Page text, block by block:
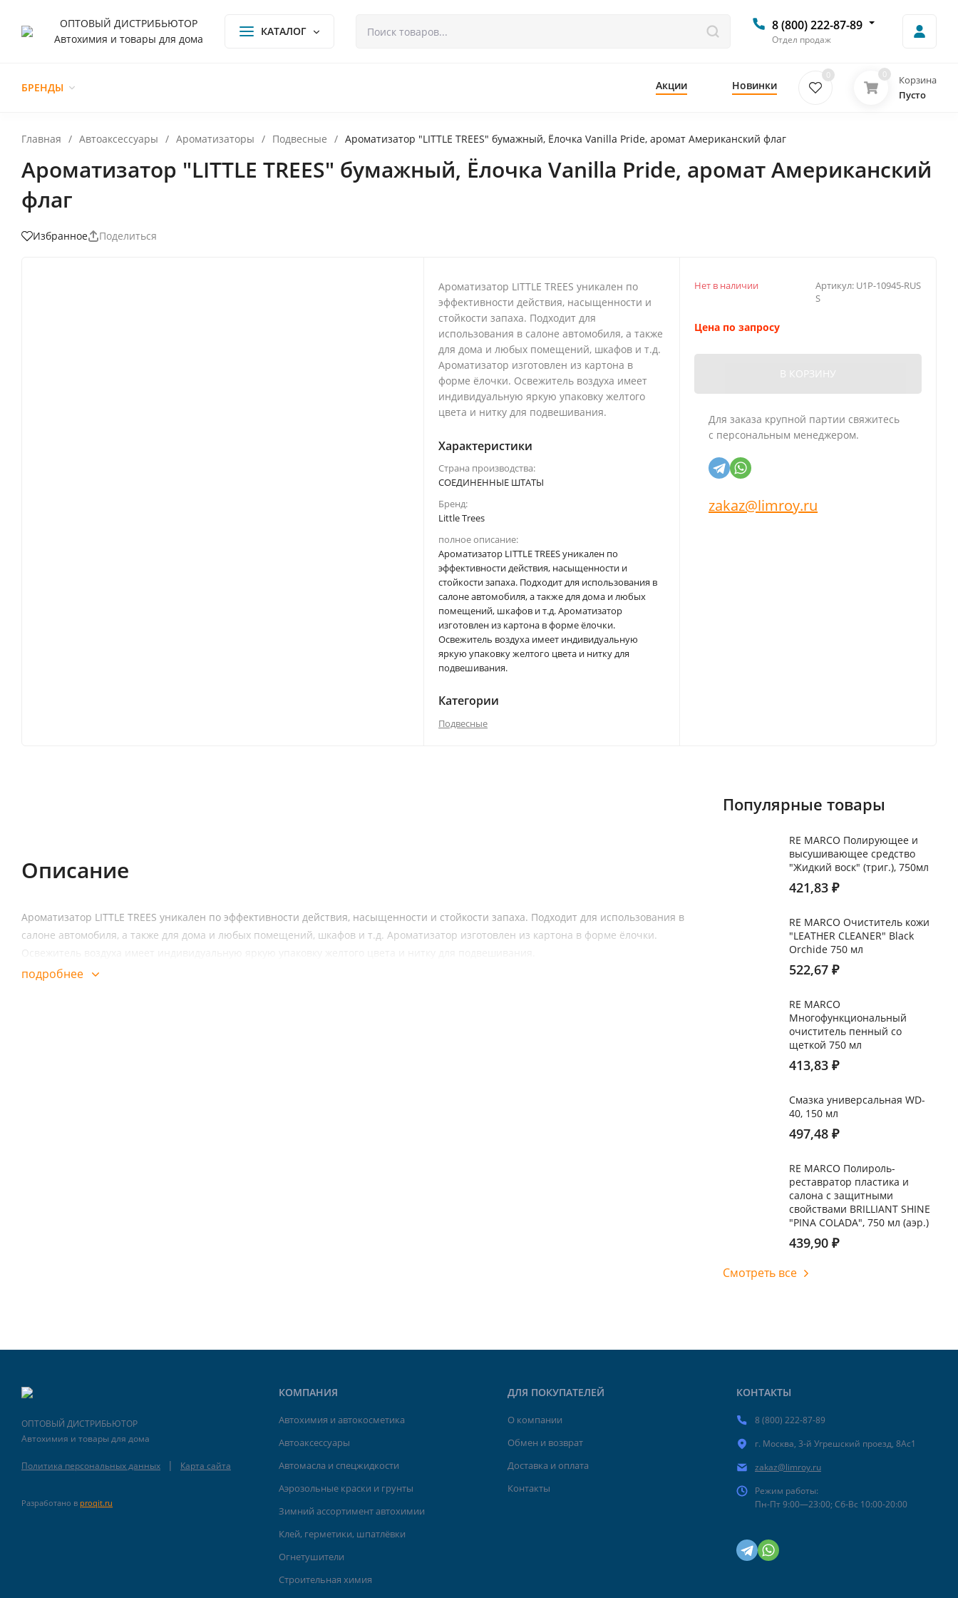
ОПТОВЫЙ ДИСТРИБЬЮТОР
Автохимия и товары для дома
КАТАЛОГ 8 (800) 222-87-89
Отдел продаж
БРЕНДЫ Акции Новинки
0 0
Корзина
Пусто
Главная / Автоаксессуары / Ароматизаторы / Подвесные / Ароматизатор "LITTLE TREES" бумажный, Ёлочка Vanilla Pride, аромат Американский флаг
Ароматизатор "LITTLE TREES" бумажный, Ёлочка Vanilla Pride, аромат Американский
флаг
Избранное Поделиться
Ароматизатор LITTLE TREES уникален по
эффективности действия, насыщенности и
стойкости запаха. Подходит для
использования в салоне автомобиля, а также
для дома и любых помещений, шкафов и т.д.
Ароматизатор изготовлен из картона в
форме ёлочки. Освежитель воздуха имеет
индивидуальную яркую упаковку желтого
цвета и нитку для подвешивания.
Характеристики
Страна производства:
СОЕДИНЕННЫЕ ШТАТЫ
Бренд:
Little Trees
полное описание:
Ароматизатор LITTLE TREES уникален по
эффективности действия, насыщенности и
стойкости запаха. Подходит для использования в
салоне автомобиля, а также для дома и любых
помещений, шкафов и т.д. Ароматизатор
изготовлен из картона в форме ёлочки.
Освежитель воздуха имеет индивидуальную
яркую упаковку желтого цвета и нитку для
подвешивания.
Категории
Подвесные
Артикул: U1P-10945-RUS
S
Нет в наличии
Цена по запросу
В КОРЗИНУ
Для заказа крупной партии свяжитесь
с персональным менеджером.
zakaz@limroy.ru
Описание
Ароматизатор LITTLE TREES уникален по эффективности действия, насыщенности и стойкости запаха. Подходит для использования в
салоне автомобиля, а также для дома и любых помещений, шкафов и т.д. Ароматизатор изготовлен из картона в форме ёлочки.
Освежитель воздуха имеет индивидуальную яркую упаковку желтого цвета и нитку для подвешивания.
подробнее
Популярные товары
RE MARCO Полирующее и
высушивающее средство
"Жидкий воск" (триг.), 750мл
421,83 ₽
RE MARCO Очиститель кожи
"LEATHER CLEANER" Black
Orchide 750 мл
522,67 ₽
RE MARCO
Многофункциональный
очиститель пенный со
щеткой 750 мл
413,83 ₽
Смазка универсальная WD-
40, 150 мл
497,48 ₽
RE MARCO Полироль-
реставратор пластика и
салона с защитными
свойствами BRILLIANT SHINE
"PINA COLADA", 750 мл (аэр.)
439,90 ₽
Смотреть все
ОПТОВЫЙ ДИСТРИБЬЮТОР
Автохимия и товары для дома
Политика персональных данных | Карта сайта
Разработано в proqit.ru
КОМПАНИЯ
Автохимия и автокосметика
Автоаксессуары
Автомасла и спецжидкости
Аэрозольные краски и грунты
Зимний ассортимент автохимии
Клей, герметики, шпатлёвки
Огнетушители
Строительная химия
ДЛЯ ПОКУПАТЕЛЕЙ
О компании
Обмен и возврат
Доставка и оплата
Контакты
КОНТАКТЫ
8 (800) 222-87-89
г. Москва, 3-й Угрешский проезд, 8Ас1
zakaz@limroy.ru
Режим работы:
Пн-Пт 9:00—23:00; Сб-Вс 10:00-20:00